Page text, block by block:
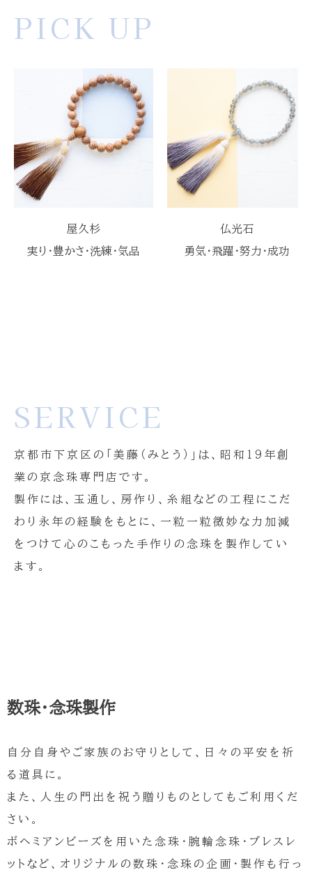
PICK UP
屋久杉
実り・豊かさ・洗練・気品
仏光石
勇気・飛躍・努力・成功
SERVICE
京都市下京区の「美藤（みとう）」は、昭和１９年創
業の京念珠専門店です。
製作には、玉通し、房作り、糸組などの工程にこだ
わり永年の経験をもとに、一粒一粒微妙な力加減
をつけて心のこもった手作りの念珠を製作してい
ます。
数珠・念珠製作
自分自身やご家族のお守りとして、日々の平安を祈
る道具に。
また、人生の門出を祝う贈りものとしてもご利用くだ
さい。
ボヘミアンビーズを用いた念珠・腕輪念珠・ブレスレ
ットなど、オリジナルの数珠・念珠の企画・製作も行っ